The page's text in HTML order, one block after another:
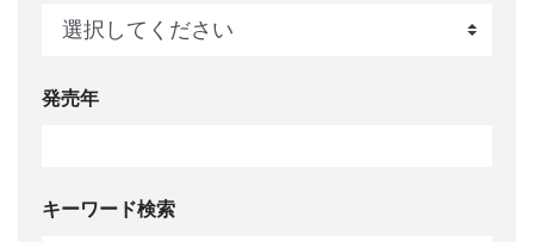
発売年
キーワード検索